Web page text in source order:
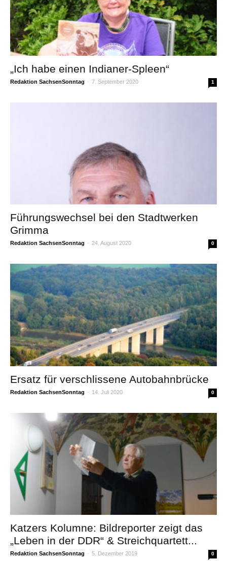
„Ich habe einen Indianer-Spleen“
Redaktion SachsenSonntag - 7. September 2020 1
Führungswechsel bei den Stadtwerken
Grimma
Redaktion SachsenSonntag - 24. August 2020 0
Ersatz für verschlissene Autobahnbrücke
Redaktion SachsenSonntag - 14. Juli 2020 0
Katzers Kolumne: Bildreporter zeigt das
„Leben in der DDR“ & Streichquartett...
Redaktion SachsenSonntag - 5. Dezember 2019 0